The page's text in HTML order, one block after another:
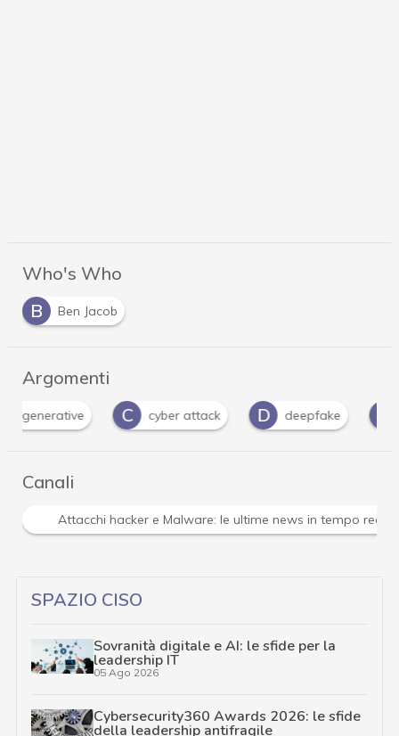
Who's Who
B
Ben Jacob
Argomenti
C
cyber attack D deepfake I intelligenza
Canali
Attacchi hacker e Malware: le ultime news in tempo
SPAZIO CISO
Sovranità digitale e AI: le sfide per la
leadership IT
05 Ago 2026
Cybersecurity360 Awards 2026: le sfide
della leadership antifragile